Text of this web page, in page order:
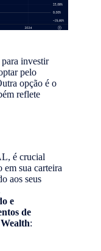
investir
pelo
opção é o
reflete
é crucial
em sua carteira
aos seus
e
de
: